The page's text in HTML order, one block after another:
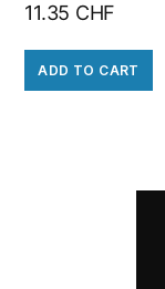
11.35 CHF
ADD TO CART